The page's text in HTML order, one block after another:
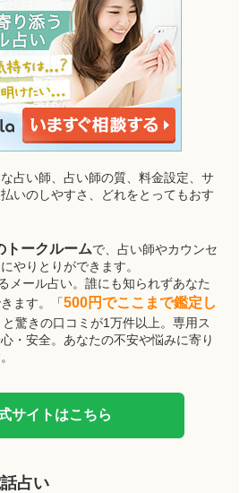
占い師、占い師の質、料金設定、サ
いのしやすさ、どれをとってもおす
トークルームで、占い師やカウンセ
やりとりができます。
メール占い。誰にも知られずあなた
ます。「500円でここまで鑑定し
と驚きの口コミが1万件以上。専用ス
・安全。あなたの不安や悩みに寄り
サイトはこちら
占い